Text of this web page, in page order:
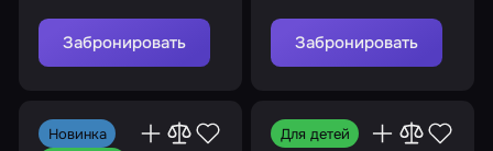
Забронировать
спасите друга от
сошедшего с ума
ученого
Забронировать
Новинка
Для детей